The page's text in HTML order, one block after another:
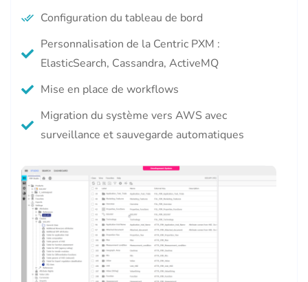
Configuration du tableau de bord
Personnalisation de la Centric PXM :
ElasticSearch, Cassandra, ActiveMQ
Mise en place de workflows
Migration du système vers AWS avec
surveillance et sauvegarde automatiques